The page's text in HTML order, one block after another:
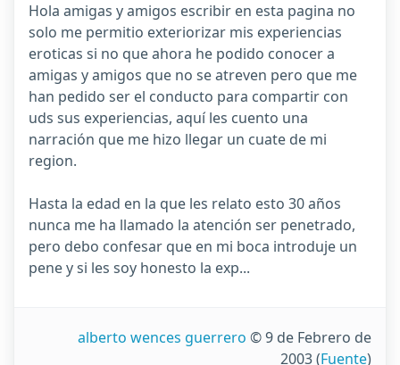
Hola amigas y amigos escribir en esta pagina no
solo me permitio exteriorizar mis experiencias
eroticas si no que ahora he podido conocer a
amigas y amigos que no se atreven pero que me
han pedido ser el conducto para compartir con
uds sus experiencias, aquí les cuento una
narración que me hizo llegar un cuate de mi
region.
Hasta la edad en la que les relato esto 30 años
nunca me ha llamado la atención ser penetrado,
pero debo confesar que en mi boca introduje un
pene y si les soy honesto la exp...
alberto wences guerrero © 9 de Febrero de
2003(Fuente)